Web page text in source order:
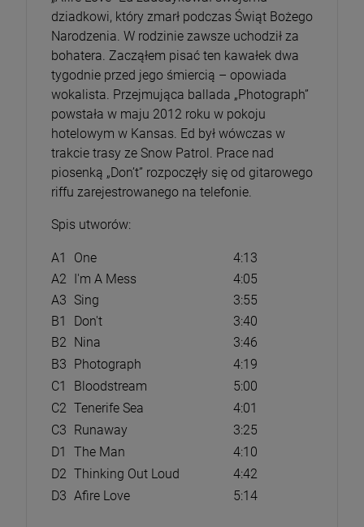
dziadkowi, który zmarł podczas Świąt Bożego
Narodzenia. W rodzinie zawsze uchodził za
bohatera. Zacząłem pisać ten kawałek dwa
tygodnie przed jego śmiercią – opowiada
wokalista. Przejmująca ballada „Photograph”
powstała w maju 2012 roku w pokoju
hotelowym w Kansas. Ed był wówczas w
trakcie trasy ze Snow Patrol. Prace nad
piosenką „Don’t” rozpoczęły się od gitarowego
riffu zarejestrowanego na telefonie.
Spis utworów:
A1 One
4:13
A2 I'm A Mess
4:05
A3 Sing
3:55
B1
Don't
3:40
B2 Nina
3:46
B3 Photograph
4:19
C1
Bloodstream
5:00
C2 Tenerife Sea
4:01
C3 Runaway
3:25
D1
The Man
4:10
D2 Thinking Out Loud
4:42
D3 Afire Love 5:14